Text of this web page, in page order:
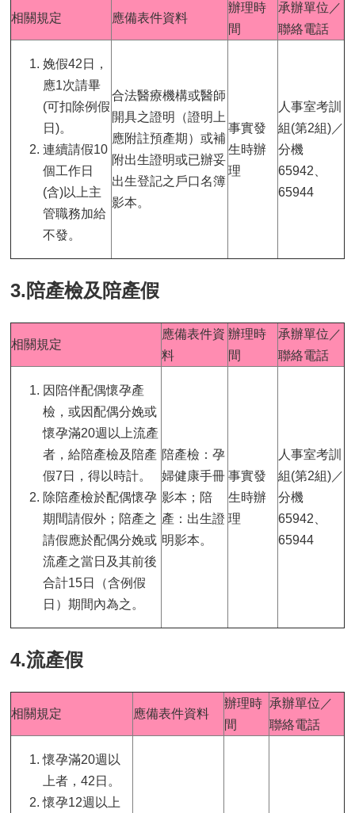
相關規定 應備表件資料
辦理時
間
承辦單位／
聯絡電話
娩假42日，
應1次請畢
(可扣除例假
日)。
連續請假10
個工作日
(含)以上主
管職務加給
不發。
合法醫療機構或醫師
開具之證明（證明上
應附註預產期）或補
附出生證明或已辦妥
出生登記之戶口名簿
影本。
事實發
生時辦
理
人事室考訓
組(第2組)／
分機
65942、
65944
3.陪產檢及陪產假
相關規定
應備表件資
料
辦理時
間
承辦單位／
聯絡電話
因陪伴配偶懷孕產
檢，或因配偶分娩或
懷孕滿20週以上流產
者，給陪產檢及陪產
假7日，得以時計。
除陪產檢於配偶懷孕
期間請假外；陪產之
請假應於配偶分娩或
流產之當日及其前後
合計15日（含例假
日）期間內為之。
陪產檢：孕
婦健康手冊
影本；陪
產：出生證
明影本。
事實發
生時辦
理
人事室考訓
組(第2組)／
分機
65942、
65944
4.流產假
相關規定 應備表件資料
辦理時
間
承辦單位／
聯絡電話
懷孕滿20週以
上者，42日。
懷孕12週以上